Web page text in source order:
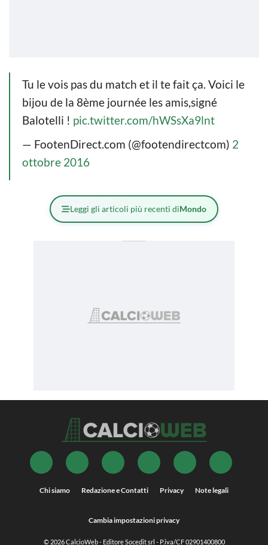
Tu le vois pas du match et il te fait ça. Voici le
bijou de la 8ème journée les amis,signé
Balotelli ! pic.twitter.com/hWSsXa9lnt
— FootenDirect.com (@footendirectcom) 2
ottobre 2016
Leggi gli articoli più recenti diMondo
Chi siamo Redazione e Contatti Privacy Note legali
Cambia impostazioni privacy
© 2026CalcioWeb- Editore Socedit srl - P.iva/CF 02901400800